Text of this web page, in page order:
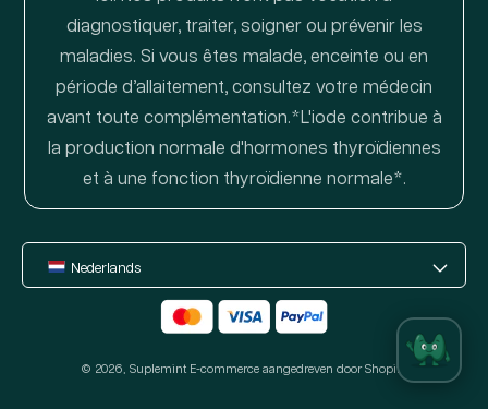
diagnostiquer, traiter, soigner ou prévenir les
maladies. Si vous êtes malade, enceinte ou en
période d’allaitement, consultez votre médecin
avant toute complémentation.*L'iode contribue à
la production normale d'hormones thyroïdiennes
et à une fonction thyroïdienne normale*.
Nederlands
Betaalmethoden
© 2026, Suplemint E-commerce aangedreven door Shopify